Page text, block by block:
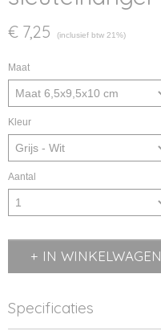
€ 7,25 (inclusief btw 21%)
Maat
Kleur
Aantal
IN WINKELWAGEN
Specificaties